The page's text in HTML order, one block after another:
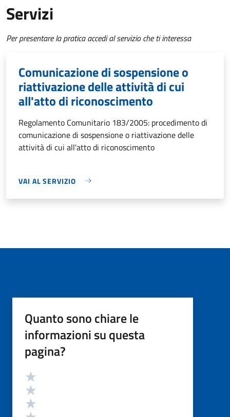
Servizi
Per presentare la pratica accedi al servizio che ti interessa
Comunicazione di sospensione o
riattivazione delle attività di cui
all'atto di riconoscimento
Regolamento Comunitario 183/2005: procedimento di
comunicazione di sospensione o riattivazione delle
attività di cui all'atto di riconoscimento
VAI AL SERVIZIO
Quanto sono chiare le
informazioni su questa
pagina?
Valutazione